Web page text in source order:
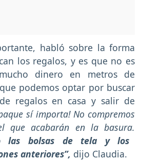
habló sobre la forma
los regalos, y es que no es
dinero en metros de
podemos optar por buscar
regalos en casa y salir de
sí importa! No compremos
que acabarán en la basura.
las bolsas de tela y los
anteriores”, dijo Claudia.